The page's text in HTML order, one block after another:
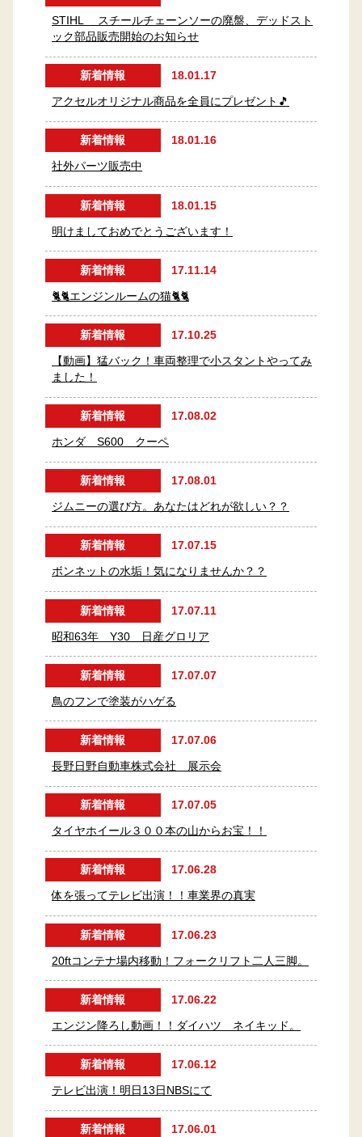
STIHL スチールチェーンソーの廃盤、デッドスト
ック部品販売開始のお知らせ
新着情報 18.01.17
アクセルオリジナル商品を全員にプレゼント🎵
新着情報 18.01.16
社外パーツ販売中
新着情報 18.01.15
明けましておめでとうございます！
新着情報 17.11.14
🐈🐈エンジンルームの猫🐈🐈
新着情報 17.10.25
【動画】猛バック！車両整理で小スタントやってみ
ました！
新着情報 17.08.02
ホンダ S600 クーペ
新着情報 17.08.01
ジムニーの選び方。あなたはどれが欲しい？？
新着情報 17.07.15
ボンネットの水垢！気になりませんか？？
新着情報 17.07.11
昭和63年 Y30 日産グロリア
新着情報 17.07.07
鳥のフンで塗装がハゲる
新着情報 17.07.06
長野日野自動車株式会社 展示会
新着情報 17.07.05
タイヤホイール３００本の山からお宝！！
新着情報 17.06.28
体を張ってテレビ出演！！車業界の真実
新着情報 17.06.23
20ftコンテナ場内移動！フォークリフト二人三脚。
新着情報 17.06.22
エンジン降ろし動画！！ダイハツ ネイキッド。
新着情報 17.06.12
テレビ出演！明日13日NBSにて
新着情報 17.06.01